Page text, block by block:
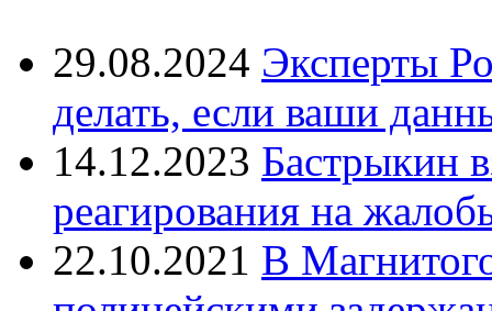
29.08.2024 Эксперты
делать, если ваши
14.12.2023 Бастрыкин
реагирования на
22.10.2021 В